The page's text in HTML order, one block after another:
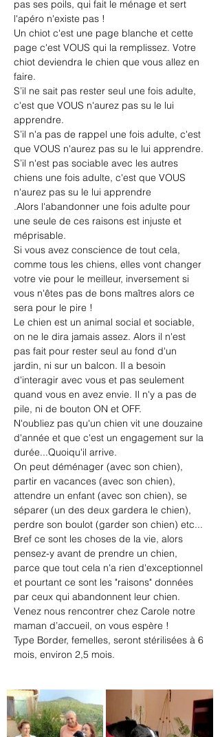
pas ses poils, qui fait le ménage et sert
l'apéro n'existe pas !
Un chiot c'est une page blanche et cette
page c'est VOUS qui la remplissez. Votre
chiot deviendra le chien que vous allez en
faire.
S’il ne sait pas rester seul une fois adulte,
c'est que VOUS n'aurez pas su le lui
apprendre.
S’il n'a pas de rappel une fois adulte, c'est
que VOUS n'aurez pas su le lui apprendre.
S’il n'est pas sociable avec les autres
chiens une fois adulte, c'est que VOUS
n'aurez pas su le lui apprendre
.Alors l'abandonner une fois adulte pour
une seule de ces raisons est injuste et
méprisable.
Si vous avez conscience de tout cela,
comme tous les chiens, elles vont changer
votre vie pour le meilleur, inversement si
vous n'êtes pas de bons maîtres alors ce
sera pour le pire !
Le chien est un animal social et sociable,
on ne le dira jamais assez. Alors il n'est
pas fait pour rester seul au fond d'un
jardin, ni sur un balcon. Il a besoin
d'interagir avec vous et pas seulement
quand vous en avez envie. Il n'y a pas de
pile, ni de bouton ON et OFF.
N'oubliez pas qu'un chien vit une douzaine
d'année et que c'est un engagement sur la
durée...Quoiqu'il arrive.
On peut déménager (avec son chien),
partir en vacances (avec son chien),
attendre un enfant (avec son chien), se
séparer (un des deux gardera le chien),
perdre son boulot (garder son chien) etc...
Bref ce sont les choses de la vie, alors
pensez-y avant de prendre un chien,
parce que tout cela n'a rien d'exceptionnel
et pourtant ce sont les "raisons" données
par ceux qui abandonnent leur chien.
Venez nous rencontrer chez Carole notre
maman d’accueil, on vous espère !
Type Border, femelles, seront stérilisées à 6
mois, environ 2,5 mois.